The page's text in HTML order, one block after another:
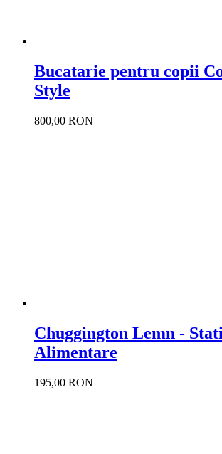
Bucatarie pentru copii
Style
800,00 RON
Chuggington Lemn -
Alimentare
195,00 RON